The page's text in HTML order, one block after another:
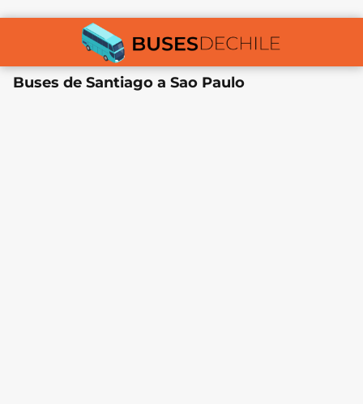
Buses de Santiago a Sao Paulo